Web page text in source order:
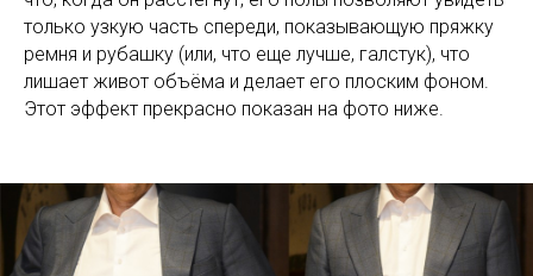
только узкую часть спереди, показывающую пряжку
ремня и рубашку (или, что еще лучше, галстук), что
лишает живот объёма и делает его плоским фоном.
Этот эффект прекрасно показан на фото ниже.